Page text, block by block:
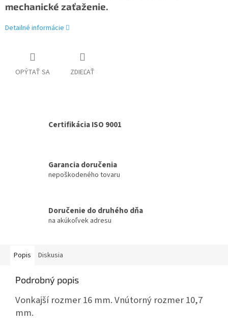
mechanické zaťaženie.
Detailné informácie
OPÝTAŤ SA ZDIEĽAŤ
Certifikácia ISO 9001
Garancia doručenia
nepoškodeného tovaru
Doručenie do druhého dňa
na akúkoľvek adresu
Popis Diskusia
Podrobný popis
Vonkajší rozmer 16 mm. Vnútorný rozmer 10,7
mm.